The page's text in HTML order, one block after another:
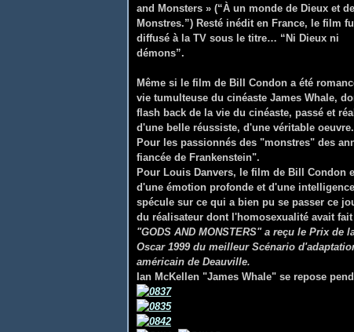
and Monsters » (“À un monde de Dieux et de
Monstres.”) Resté inédit en France, le film
diffusé à la TV sous le titre… “Ni Dieux ni
démons”.
Même si le film de Bill Condon a été
vie tumulteuse du cinéaste James Whale,
flash back de la vie du cinéaste, passé et
d'une belle réussiste, d'une véritable oeuvre.
Pour les passionnés des "monstres" des
fiancée de Frankenstein".
Pour Louis Danvers, le film de Bill Condon
d'une émotion profonde et d'une
spécule sur ce qui a bien pu se passer ce
du réalisateur dont l'homosexualité avait
"GODS AND MONSTERS" a reçu le Prix de
Oscar 1999 du meilleur Scénario
américain de Deauville.
Ian McKellen "James Whale" se repose